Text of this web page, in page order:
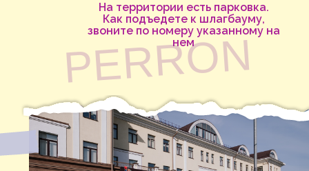
На территории есть парковка.
Как подъедете к шлагбауму,
звоните по номеру указанному на
нем
PERRON